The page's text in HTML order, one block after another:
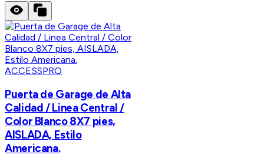
ACCESSPRO
Puerta de Garage de Alta
Calidad / Linea Central /
Color Blanco 8X7 pies,
AISLADA, Estilo
Americana.